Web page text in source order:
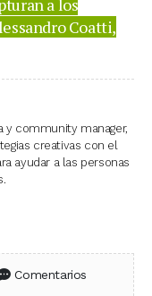
a los
Coatti,
y community manager,
creativas con el
ayudar a las personas
Facebook
en X (Twitter)
en WhatsApp
Comentarios